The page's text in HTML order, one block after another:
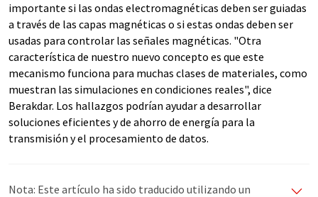
importante si las ondas electromagnéticas deben ser guiadas
a través de las capas magnéticas o si estas ondas deben ser
usadas para controlar las señales magnéticas. "Otra
característica de nuestro nuevo concepto es que este
mecanismo funciona para muchas clases de materiales, como
muestran las simulaciones en condiciones reales", dice
Berakdar. Los hallazgos podrían ayudar a desarrollar
soluciones eficientes y de ahorro de energía para la
transmisión y el procesamiento de datos.
Nota: Este artículo ha sido traducido utilizando un